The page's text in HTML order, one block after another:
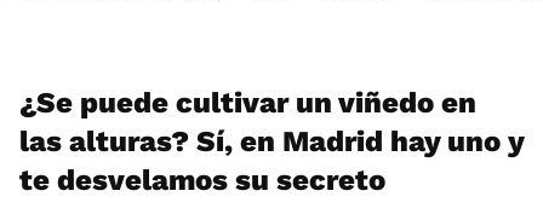
¿Se puede cultivar un viñedo en
las alturas? Sí, en Madrid hay uno y
te desvelamos su secreto